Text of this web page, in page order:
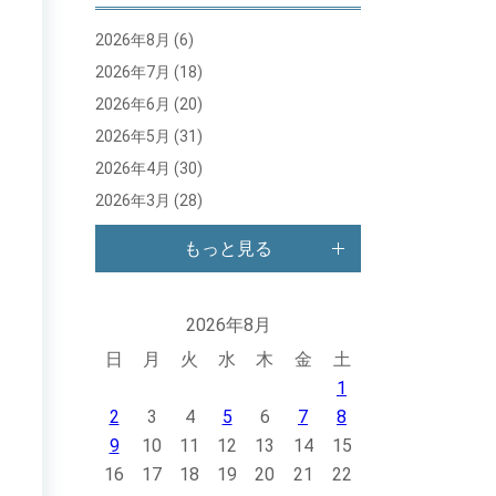
2026年8月 (6)
2026年7月 (18)
2026年6月 (20)
2026年5月 (31)
2026年4月 (30)
2026年3月 (28)
もっと見る
2026年8月
日
月 火 水 木 金
土
1
2
3 4 5 6 7
8
9
10 11 12 13 14
15
16
17 18 19 20 21
22